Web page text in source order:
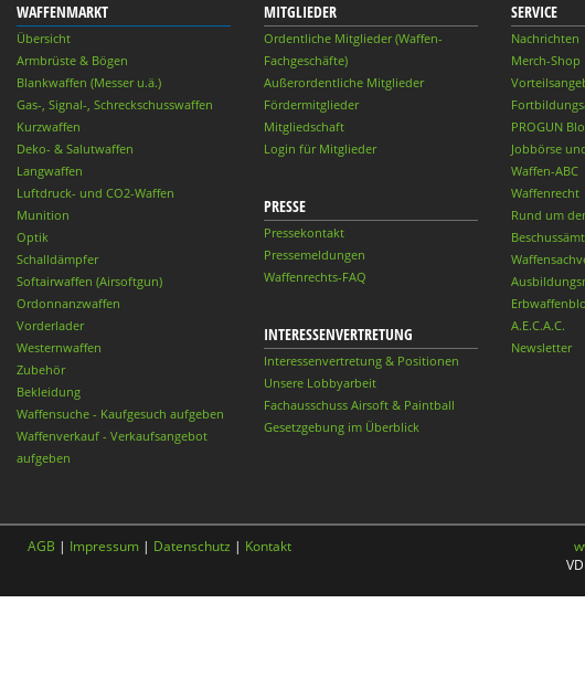
WAFFENMARKT
Übersicht
Armbrüste & Bögen
Blankwaffen (Messer u.ä.)
Gas-, Signal-, Schreckschusswaffen
Kurzwaffen
Deko- & Salutwaffen
Langwaffen
Luftdruck- und CO2-Waffen
Munition
Optik
Schalldämpfer
Softairwaffen (Airsoftgun)
Ordonnanzwaffen
Vorderlader
Westernwaffen
Zubehör
Bekleidung
Waffensuche - Kaufgesuch aufgeben
Waffenverkauf - Verkaufsangebot
aufgeben
MITGLIEDER
Ordentliche Mitglieder (Waffen-
Fachgeschäfte)
Außerordentliche Mitglieder
Fördermitglieder
Mitgliedschaft
Login für Mitglieder
PRESSE
Pressekontakt
Pressemeldungen
Waffenrechts-FAQ
INTERESSENVERTRETUNG
Interessenvertretung & Positionen
Unsere Lobbyarbeit
Fachausschuss Airsoft & Paintball
Gesetzgebung im Überblick
SERVICE
Nachrichten
Merch-Shop
PROGUN
Jobbörse
Waffen-ABC
Waffenrecht
Rund um
A.E.C.A.C.
Newsletter
AGB | Impressum | Datenschutz | Kontakt